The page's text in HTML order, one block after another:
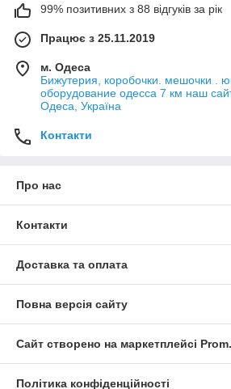
99% позитивних з 88 відгуків за рік
Працює з 25.11.2019
м. Одеса
Бижутерия, коробочки. мешочки .
оборудование одесса 7 км наш
Одеса, Україна
Контакти
Про нас
Контакти
Доставка та оплата
Повна версія сайту
Сайт створено на маркетплейсі
Політика конфіденційності